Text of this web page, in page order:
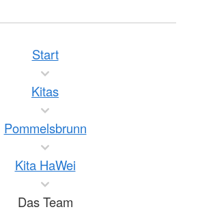
Start
Kitas
Pommelsbrunn
Kita HaWei
Das Team